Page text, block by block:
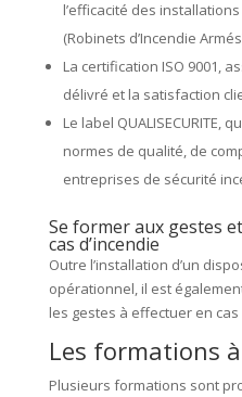
l’efficacité des
(Robinets d’Incendie
La certification ISO 9001,
délivré et la satisfaction
Le label QUALISECURITE,
normes de qualité, de
entreprises de sécurité
Se former aux gestes
cas d’incendie
Outre l’installation d’un
opérationnel, il est
les gestes à effectuer en cas
Les formations
Plusieurs formations sont